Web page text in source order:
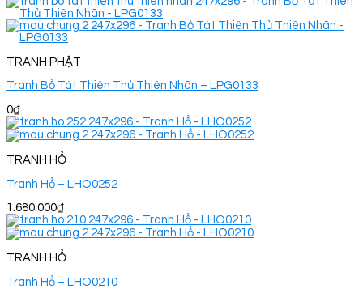
TRANH PHẬT
Tranh Bồ Tát Thiên Thủ Thiên Nhãn – LPG0133
0₫
TRANH HỔ
Tranh Hổ – LHO0252
1.680.000₫
TRANH HỔ
Tranh Hổ – LHO0210